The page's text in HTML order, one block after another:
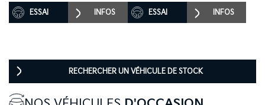
ESSAI INFOS ESSAI INFOS
RECHERCHER UN VÉHICULE DE STOCK